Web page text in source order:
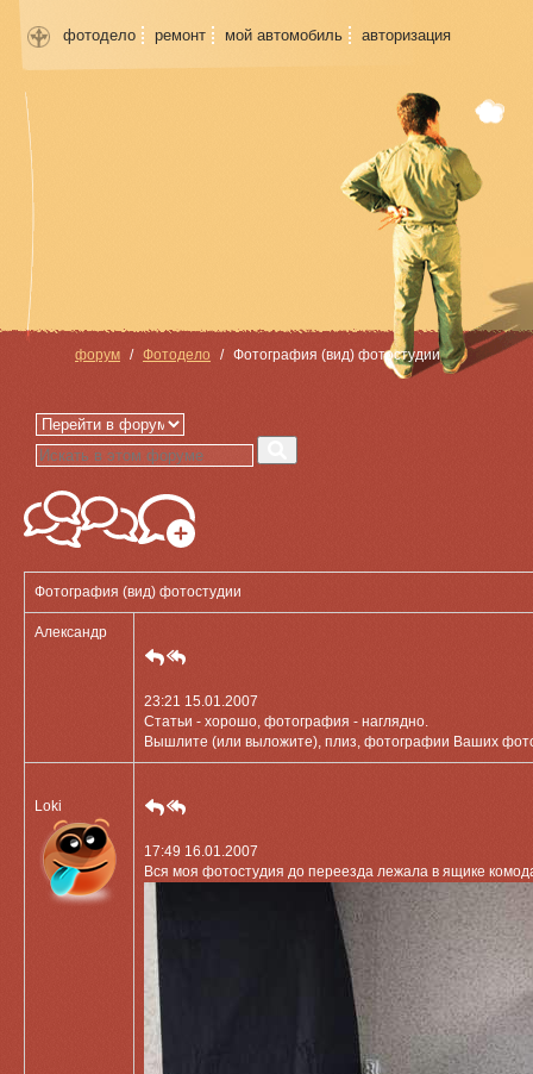
фотодело ремонт мой автомобиль авторизация
форум Фотодело Фотография (вид) фотостудии
Фотография (вид) фотостудии
Александр
23:21 15.01.2007
Статьи - хорошо, фотография - наглядно.
Вышлите (или выложите), плиз, фотографии Ваших
Loki
17:49 16.01.2007
Вся моя фотостудия до переезда лежала в ящике